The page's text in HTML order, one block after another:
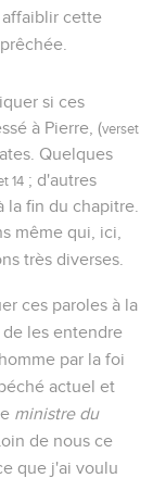
cette
si ces
à Pierre, (verset
Quelques
14 ; d'autres
la fin du chapitre.
même qui, ici,
très diverses.
ces paroles à la
de les entendre
par la foi
actuel et
ministre du
de nous ce
que j'ai voulu